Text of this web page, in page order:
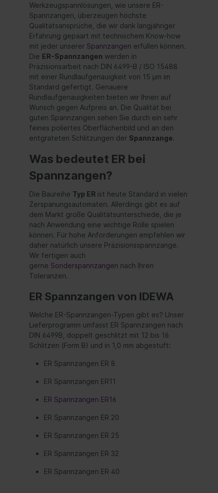
Werkzeugspannlösungen, wie unsere ER-
Spannzangen, überzeugen höchste
Qualitätsansprüche, die wir dank langjähriger
Erfahrung gepaart mit technischem Know-how
mit jeder unserer Spannzangen erfüllen können.
Die ER-Spannzangen werden in
Präzisionsarbeit nach DIN 6499-B / ISO 15488
mit einer Rundlaufgenauigkeit von 15 μm im
Standard gefertigt. Genauere
Rundlaufgenauigkeiten bieten wir Ihnen auf
Wunsch gegen Aufpreis an. Die Qualität bei
guten Spannzangen sehen Sie durch ein sehr
feines poliertes Oberflächenbild und an den
entgrateten Schlitzungen der Spannzange.
Was bedeutet ER bei
Spannzangen?
Die Baureihe Typ ER ist heute Standard in vielen
Zerspanungsautomaten. Allerdings gibt es auf
dem Markt große Qualitätsunterschiede, die je
nach Anwendung eine wichtige Rolle spielen
können. Für hohe Anforderungen empfehlen wir
daher natürlich unsere Präzisionsspannzange.
Wir fertigen auch
gerne Sonderspannzangen nach Ihren
Toleranzen.
ER Spannzangen von IDEWA
Welche ER-Spannzangen-Typen gibt es? Unser
Lieferprogramm umfasst ER Spannzangen nach
DIN 6499B, doppelt geschlitzt mit 12 bis 16
Schlitzen (Form B) und in 1,0 mm abgestuft:
ER Spannzangen ER 8
ER Spannzangen ER11
ER Spannzangen ER16
ER Spannzangen ER 20
ER Spannzangen ER 25
ER Spannzangen ER 32
ER Spannzangen ER 40